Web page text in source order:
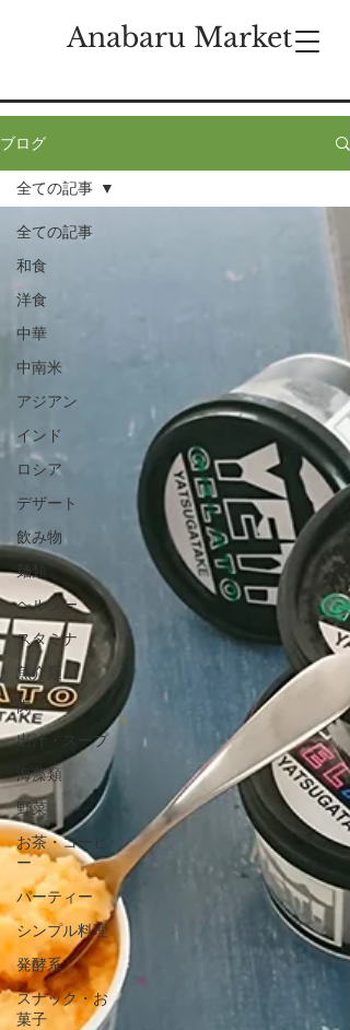
Anabaru Market
ブログ
全ての記事
和食
洋食
中華
中南米
アジアン
インド
ロシア
デザート
飲み物
麺類
ヘルシー
スタミナ
魚介類
肉
出汁・スープ
海藻類
野菜
お茶・コーヒ
ー
パーティー
シンプル料理
発酵系
スナック・お
菓子
全ての記事